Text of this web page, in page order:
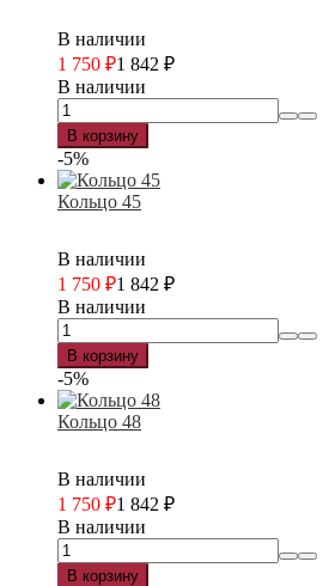
В наличии
1 750 ₽1 842 ₽
В наличии
В корзину
-5%
Кольцо 45
В наличии
1 750 ₽1 842 ₽
В наличии
В корзину
-5%
Кольцо 48
В наличии
1 750 ₽1 842 ₽
В наличии
В корзину